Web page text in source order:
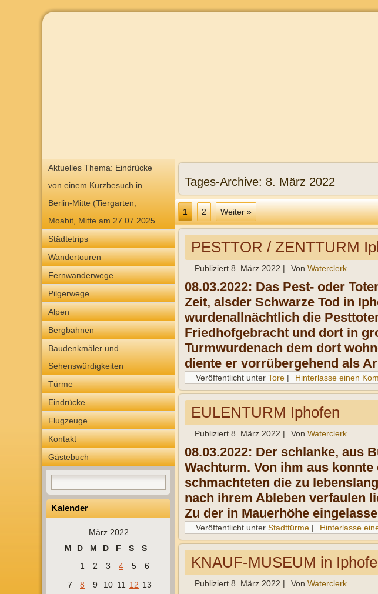
Aktuelles Thema: Eindrücke
von einem Kurzbesuch in
Berlin-Mitte (Tiergarten,
Moabit, Mitte am 27.07.2025
Städtetrips
Wandertouren
Fernwanderwege
Pilgerwege
Alpen
Bergbahnen
Baudenkmäler und
Sehenswürdigkeiten
Türme
Eindrücke
Flugzeuge
Kontakt
Gästebuch
Kalender
März 2022
M
D M D F S
S
1
2 3 4 5
6
7
8 9 10 11 12 13
Tages-Archive: 8. März 2022
1 2 Weiter »
PESTTOR / ZENTTURM
Publiziert 8. März 2022 | Von Waterclerk
08.03.2022: Das Pest- oder
Zeit, alsder Schwarze Tod in
wurdenallnächtlich die
Friedhofgebracht und dort in
Turmwurdenach dem dort
diente er vorrübergehend als
Veröffentlicht unter Tore | Hinterlasse einen
EULENTURM Iphofen
Publiziert 8. März 2022 | Von Waterclerk
08.03.2022: Der schlanke, aus
Wachturm. Von ihm aus
schmachteten die zu
nach ihrem Ableben verfaulen
Zu der in Mauerhöhe
Veröffentlicht unter Stadttürme | Hinterlasse
KNAUF-MUSEUM in
Publiziert 8. März 2022 | Von Waterclerk